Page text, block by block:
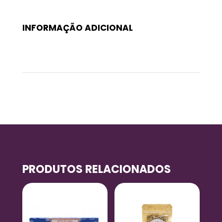
INFORMAÇÃO ADICIONAL
PRODUTOS RELACIONADOS